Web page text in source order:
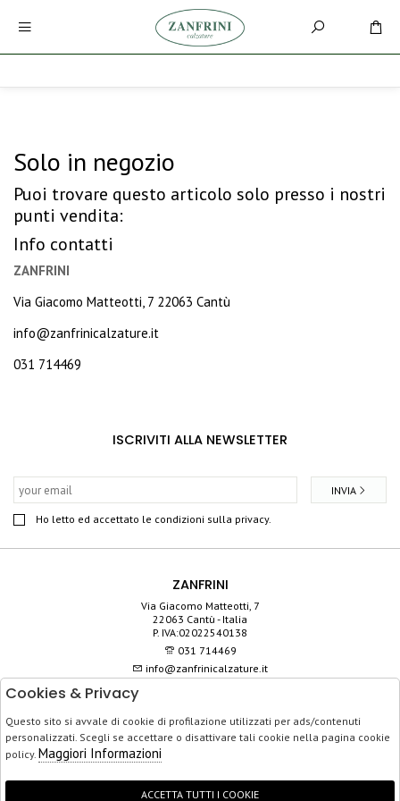
Solo in negozio
Puoi trovare questo articolo solo presso i nostri
punti vendita:
Info contatti
ZANFRINI
Via Giacomo Matteotti, 7 22063 Cantù
info@zanfrinicalzature.it
031 714469
ISCRIVITI ALLA NEWSLETTER
Ho letto ed accettato le condizioni sulla privacy.
INVIA
ZANFRINI
Via Giacomo Matteotti, 7
22063 Cantù - Italia
P. IVA:02022540138
031 714469
info@zanfrinicalzature.it
SERVIZIO CLIENTI
ACQUISTO SICURO
Cookies & Privacy
Questo sito si avvale di cookie di profilazione utilizzati per ads/contenuti
personalizzati. Scegli se accettare o disattivare tali cookie nella pagina cookie
policy. Maggiori Informazioni
ACCETTA TUTTI I COOKIE